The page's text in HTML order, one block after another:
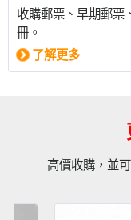
收購郵票、早期郵票
冊。
了解更多
高價收購，並